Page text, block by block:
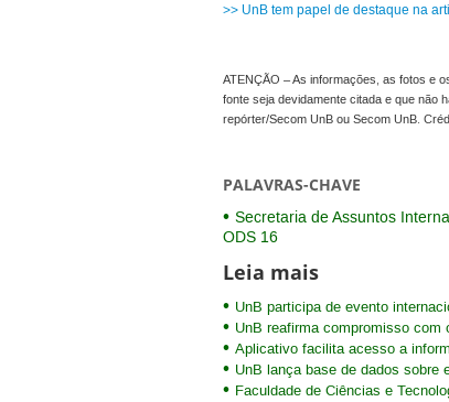
>> UnB tem papel de destaque na
ATENÇÃO – As informações, as fotos e
fonte seja devidamente citada e que não
repórter/Secom UnB ou Secom UnB.
PALAVRAS-CHAVE
Secretaria de Assuntos
ODS 16
Leia mais
UnB participa de evento
UnB reafirma compromisso com
Aplicativo facilita acesso a
UnB lança base de dados sobre
Faculdade de Ciências e